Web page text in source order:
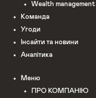
Wealth management
Команда
Угоди
Інсайти та новини
Аналітика
Меню
ПРО КОМПАНІЮ